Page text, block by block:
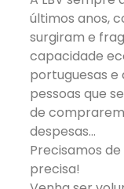
últimos anos,
surgiram e
capacidade
portuguesas e
pessoas que
de
despesas…
Precisamos
precisa!